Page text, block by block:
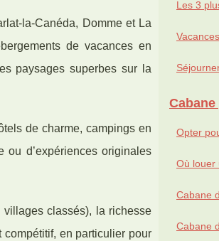
la-Canéda, Domme et La
de vacances en
paysages superbes sur la
de charme, campings en
d’expériences originales
villages classés), la richesse
en particulier pour
Les 3
Opter
Où louer
Cabane
Cabane